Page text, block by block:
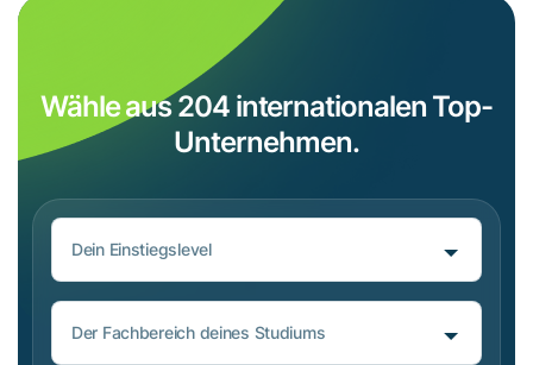
Wähle aus 204 internationalen Top-
Unternehmen.
Dein Einstiegslevel
Der Fachbereich deines Studiums